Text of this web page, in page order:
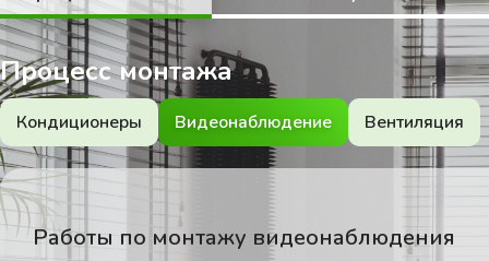
Процесс монтажа
Кондиционеры Видеонаблюдение Вентиляция
Работы по монтажу видеонаблюдения